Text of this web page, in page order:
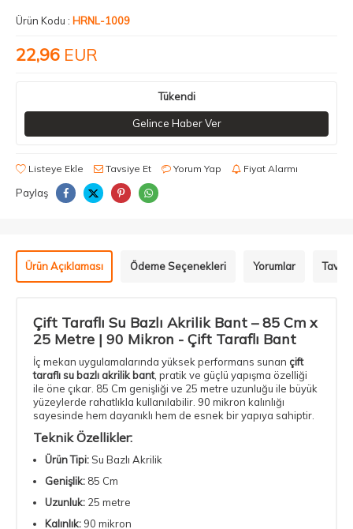
Ürün Kodu : HRNL-1009
22,96 EUR
Tükendi
Gelince Haber Ver
Listeye Ekle Tavsiye Et Yorum Yap Fiyat Alarmı
Paylaş
Ürün Açıklaması Ödeme Seçenekleri Yorumlar
Çift Taraflı Su Bazlı Akrilik Bant – 85 Cm x
25 Metre | 90 Mikron - Çift Taraflı Bant
İç mekan uygulamalarında yüksek performans sunan çift
taraflı su bazlı akrilik bant, pratik ve güçlü yapışma özelliği
ile öne çıkar. 85 Cm genişliği ve 25 metre uzunluğu ile büyük
yüzeylerde rahatlıkla kullanılabilir. 90 mikron kalınlığı
sayesinde hem dayanıklı hem de esnek bir yapıya sahiptir.
Teknik Özellikler:
Ürün Tipi: Su Bazlı Akrilik
Genişlik: 85 Cm
Uzunluk: 25 metre
Kalınlık: 90 mikron